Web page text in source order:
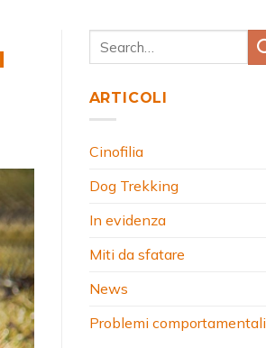
ARTICOLI
Cinofilia
Dog Trekking
In evidenza
Miti da sfatare
News
Problemi comportamentali